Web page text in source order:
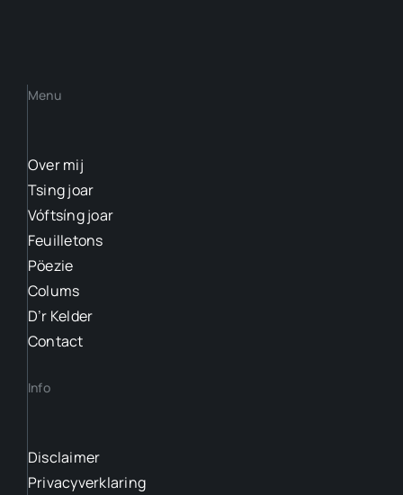
Menu
Over mij
Tsing joar
Vóftsíng joar
Feuilletons
Pöezie
Colums
D’r Kelder
Contact
Info
Disclaimer
Privacyverklaring